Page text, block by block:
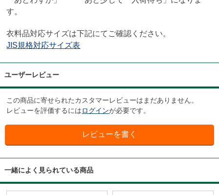
す。
衣料品対応サイズは下記にてご確認ください。
JIS規格対応サイズ表
ユーザーレビュー
この商品に寄せられたカスタマーレビューはまだありません。
レビューを評価するにはログインが必要です。
一緒によく見られている商品